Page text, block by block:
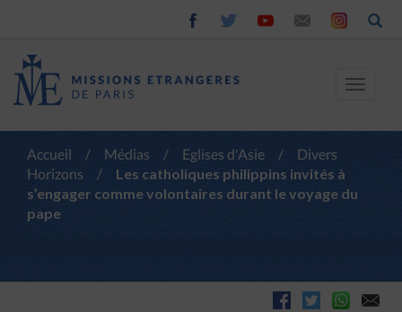
Toggle
Accueil / Médias / Eglises d'Asie /
Divers
Horizons
/
Les catholiques philippins invités à
s’engager comme volontaires durant le voyage du
pape